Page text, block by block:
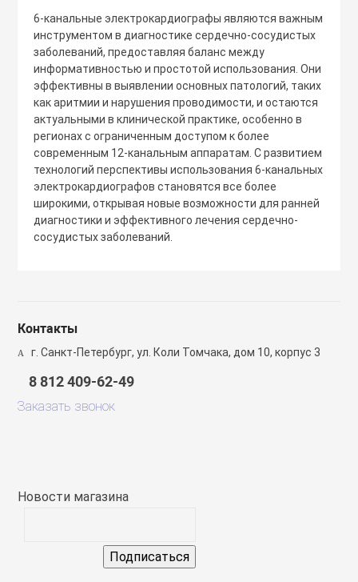
6-канальные электрокардиографы являются важным
инструментом в диагностике сердечно-сосудистых
заболеваний, предоставляя баланс между
информативностью и простотой использования. Они
эффективны в выявлении основных патологий, таких
как аритмии и нарушения проводимости, и остаются
актуальными в клинической практике, особенно в
регионах с ограниченным доступом к более
современным 12-канальным аппаратам. С развитием
технологий перспективы использования 6-канальных
электрокардиографов становятся все более
широкими, открывая новые возможности для ранней
диагностики и эффективного лечения сердечно-
сосудистых заболеваний.
Контакты
г. Санкт-Петербург, ул. Коли Томчака, дом 10, корпус 3
8 812 409-62-49
Заказать звонок
Новости магазина